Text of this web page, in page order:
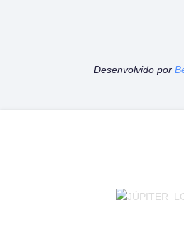
Desenvolvido por